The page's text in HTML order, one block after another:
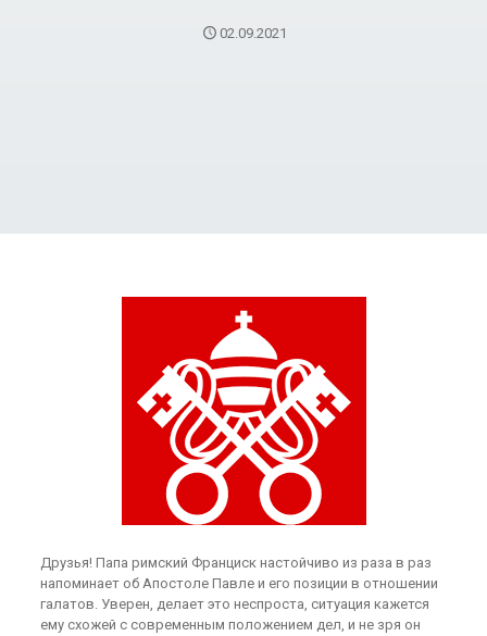
02.09.2021
Друзья! Папа римский Франциск настойчиво из раза в раз
напоминает об Апостоле Павле и его позиции в отношении
галатов. Уверен, делает это неспроста, ситуация кажется
ему схожей с современным положением дел, и не зря он